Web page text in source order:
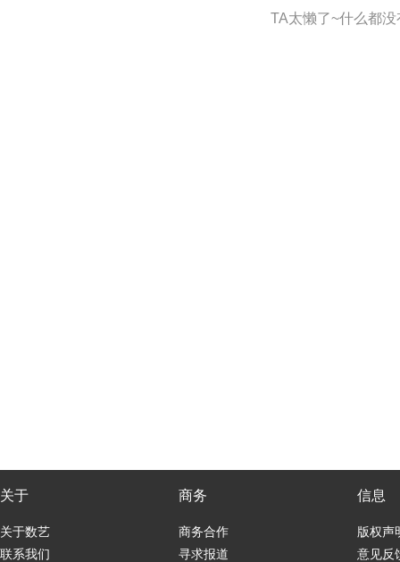
TA太懒了~什么都没
关于
关于数艺
联系我们
商务
商务合作
寻求报道
信息
版权声
意见反